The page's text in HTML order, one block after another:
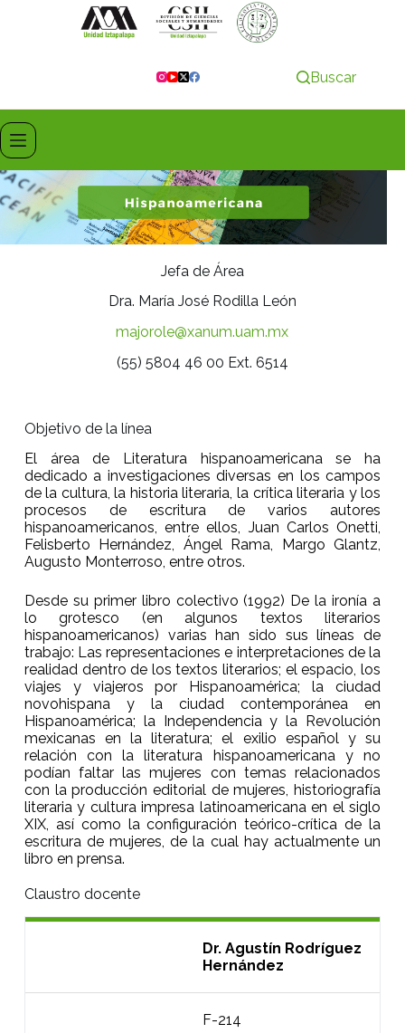
Buscar
Jefa de Área
Dra. María José Rodilla León
majorole@xanum.uam.mx
(55) 5804 46 00 Ext. 6514
Objetivo de la línea
El área de Literatura hispanoamericana se ha
dedicado a investigaciones diversas en los campos
de la cultura, la historia literaria, la crítica literaria y los
procesos de escritura de varios autores
hispanoamericanos, entre ellos, Juan Carlos Onetti,
Felisberto Hernández, Ángel Rama, Margo Glantz,
Augusto Monterroso, entre otros.
Desde su primer libro colectivo (1992) De la ironía a
lo grotesco (en algunos textos literarios
hispanoamericanos) varias han sido sus líneas de
trabajo: Las representaciones e interpretaciones de la
realidad dentro de los textos literarios; el espacio, los
viajes y viajeros por Hispanoamérica; la ciudad
novohispana y la ciudad contemporánea en
Hispanoamérica; la Independencia y la Revolución
mexicanas en la literatura; el exilio español y su
relación con la literatura hispanoamericana y no
podían faltar las mujeres con temas relacionados
con la producción editorial de mujeres, historiografía
literaria y cultura impresa latinoamericana en el siglo
XIX, así como la configuración teórico-crítica de la
escritura de mujeres, de la cual hay actualmente un
libro en prensa.
Claustro docente
Dr. Agustín Rodríguez
Hernández
F-214